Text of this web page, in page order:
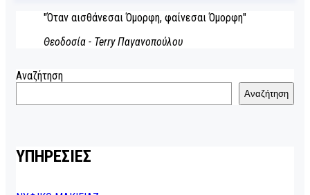
"Όταν αισθάνεσαι Όμορφη, φαίνεσαι Όμορφη"
Θεοδοσία - Terry Παγανοπούλου
Αναζήτηση
Αναζήτηση
ΥΠΗΡΕΣΙΕΣ